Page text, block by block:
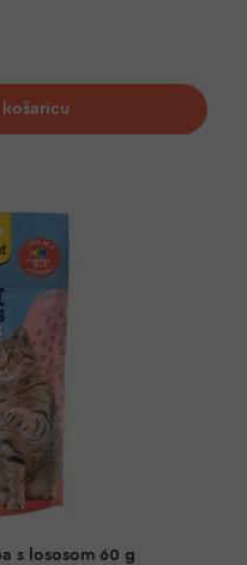
s lososom 60 g